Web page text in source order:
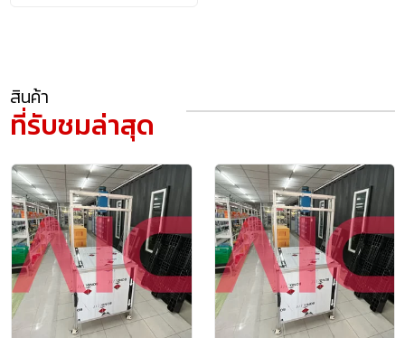
สินค้า
ที่รับชมล่าสุด